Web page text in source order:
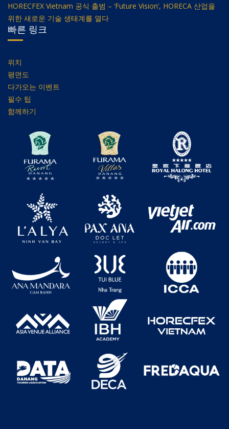
HORECFEX Vietnam 공식 출범 – ‘Future Vision’, HORECA 산업을
위한 새로운 기술 생태계를 열다
빠른 링크
위치
평면도
다가오는 이벤트
필수 팁
함께하기